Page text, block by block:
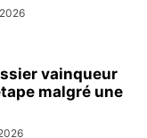
vainqueur
malgré une